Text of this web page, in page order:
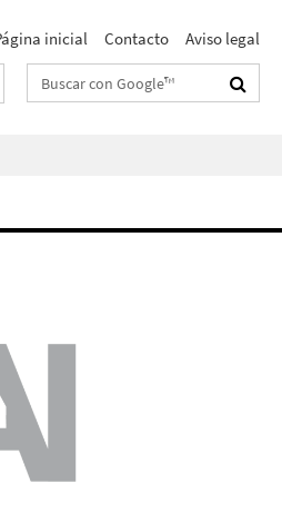
inicial Contacto Aviso legal
Suchbegriffe